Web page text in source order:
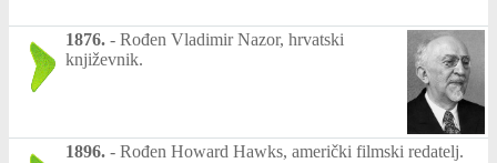
1876. - Rođen Vladimir Nazor, hrvatski
književnik.
1896. - Rođen Howard Hawks, američki filmski redatelj.